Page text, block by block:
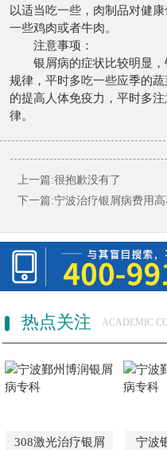
以适当吃一些，肉制品对健
一些鸡肉或者牛肉。
注意事项：
银屑病的症状比较明显，
规律，平时多吃一些应季的
的提高人体免疫力，平时多
律。
上一篇:很抱歉没有了
下一篇:宁波治疗银屑病费用
热点关注 ACADEMIC
308激光治疗银屑 宁波